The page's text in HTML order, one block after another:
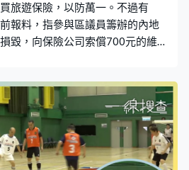
天花板濕到生蟲，最嚴
旅遊保險，以防萬一。不過有
報料，指參與區議員籌辦的內地
毀，向保險公司索償700元的維
件，都喺佢哋要嘅時間內做
）和丈夫去年7月底參加由區議
遊，並經區議員以每人60多元購
後發現行李箱損壞。王太：「橫
旅行團）3日，咁一筆過叫佢哋幫